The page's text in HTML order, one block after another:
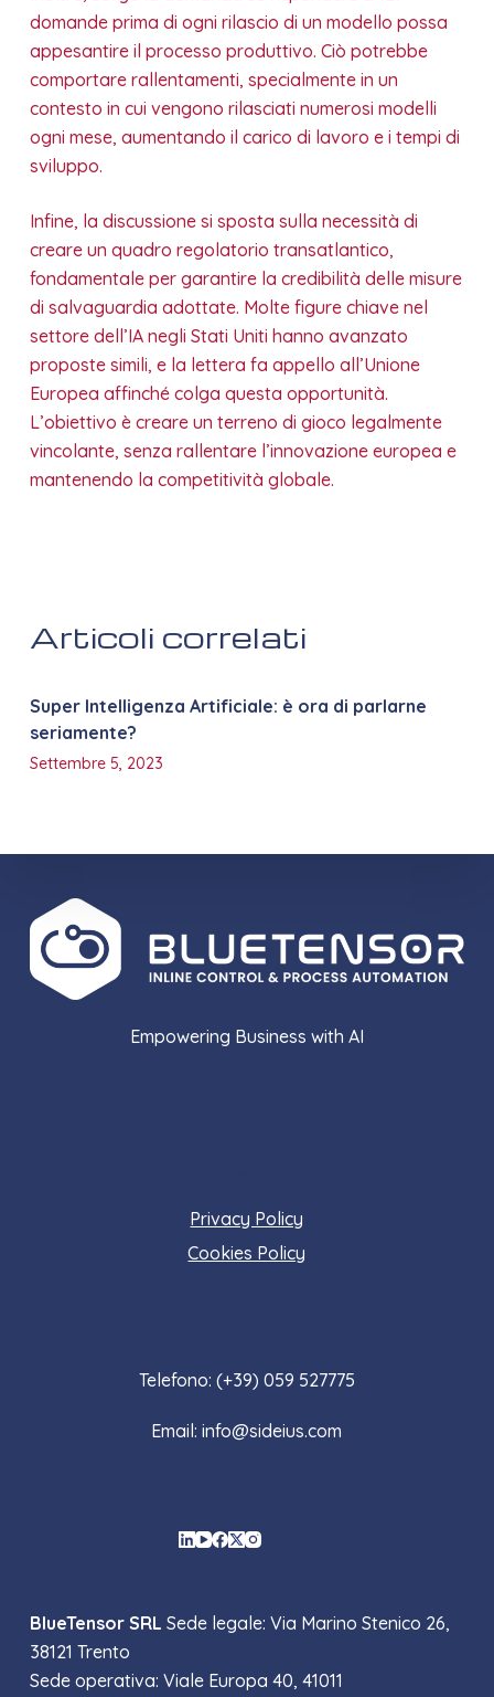
domande prima di ogni rilascio di un modello possa
appesantire il processo produttivo. Ciò potrebbe
comportare rallentamenti, specialmente in un
contesto in cui vengono rilasciati numerosi modelli
ogni mese, aumentando il carico di lavoro e i tempi di
sviluppo.
Infine, la discussione si sposta sulla necessità di
creare un quadro regolatorio transatlantico,
fondamentale per garantire la credibilità delle misure
di salvaguardia adottate. Molte figure chiave nel
settore dell’IA negli Stati Uniti hanno avanzato
proposte simili, e la lettera fa appello all’Unione
Europea affinché colga questa opportunità.
L’obiettivo è creare un terreno di gioco legalmente
vincolante, senza rallentare l’innovazione europea e
mantenendo la competitività globale.
Articoli correlati
Super Intelligenza Artificiale: è ora di parlarne
seriamente?
Settembre 5, 2023
Empowering Business with AI
Privacy Policy
Cookies Policy
Telefono: (+39) 059 527775
Email: info@sideius.com
BlueTensor SRL Sede legale: Via Marino Stenico 26,
38121 Trento
Sede operativa: Viale Europa 40, 41011